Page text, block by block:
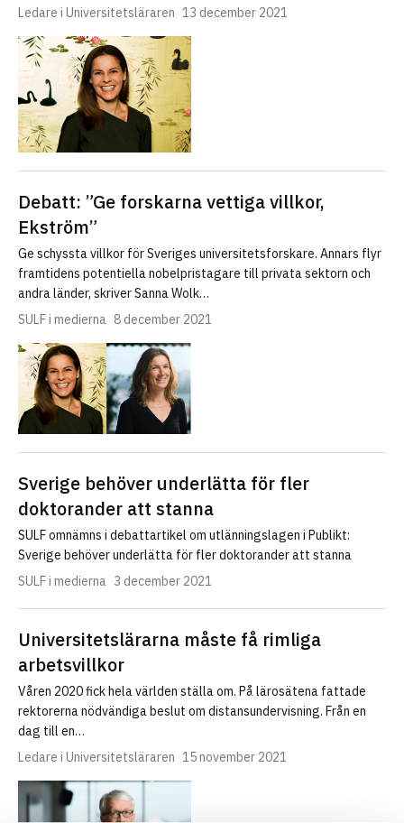
Ledare i Universitetsläraren 13 december 2021
Debatt: ”Ge forskarna vettiga villkor,
Ekström”
Ge schyssta villkor för Sveriges universitets­forskare. Annars flyr
framtidens potentiella nobelpristagare till privata sektorn och
andra länder, skriver Sanna Wolk…
SULF i medierna 8 december 2021
Sverige behöver underlätta för fler
doktorander att stanna
SULF omnämns i debattartikel om utlänningslagen i Publikt:
Sverige behöver underlätta för fler doktorander att stanna
SULF i medierna 3 december 2021
Universitetslärarna måste få rimliga
arbetsvillkor
Våren 2020 fick hela världen ställa om. På lärosätena fattade
rektorerna nödvändiga beslut om distansundervisning. Från en
dag till en…
Ledare i Universitetsläraren 15 november 2021